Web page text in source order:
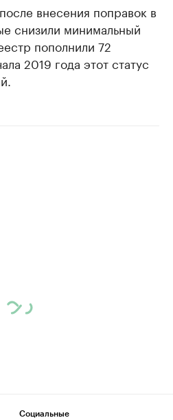
внесения поправок в
снизили минимальный
пополнили 72
2019 года этот статус
Социальные